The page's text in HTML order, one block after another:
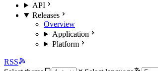
API
Releases
Overview
Application
Platform
RSS